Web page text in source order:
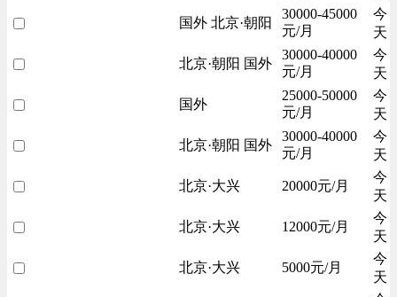
国外 北京·朝阳
30000-45000
元/月
今
天
北京·朝阳 国外
30000-40000
元/月
今
天
国外
25000-50000
元/月
今
天
北京·朝阳 国外
30000-40000
元/月
今
天
北京·大兴 20000元/月
今
天
北京·大兴 12000元/月
今
天
北京·大兴 5000元/月
今
天